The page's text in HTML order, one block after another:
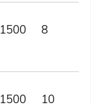
1500 8
1500 10